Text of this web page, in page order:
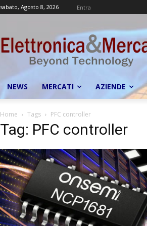
sabato, Agosto 8, 2026 Entra
NEWS MERCATI AZIENDE
Home Tags PFC controller
Tag: PFC controller